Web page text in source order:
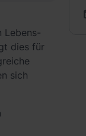
Lebens-
dies für
sich